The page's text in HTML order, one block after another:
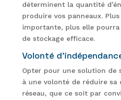
déterminent la quantité
produire vos panneaux.
importante, plus elle
de stockage efficace.
Volonté
Opter pour une solution de
à une volonté de réduire sa
réseau, que ce soit par